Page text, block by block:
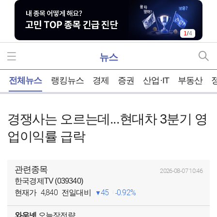
1/4
뉴스
전체뉴스 랭킹뉴스 경제 증권 산업·IT 부동산
경쟁사는 오르는데...현대차 3분기 영
업이익률 급락
관련종목 2026-08-07 10:46
한국경제TV (039340)
현재가 4,840 전일대비 45 0.92%
와우넷 오늘장전략